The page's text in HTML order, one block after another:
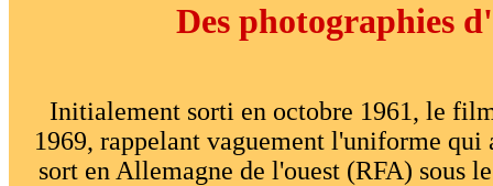
Des photographies
Initialement sorti en octobre 1961, le
1969, rappelant vaguement l'uniforme
sort en Allemagne de l'ouest (RFA) sous